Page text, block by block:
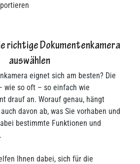
richtige Dokumentenkamera
auswählen
eignet sich am besten? Die
wie so oft – so einfach wie
drauf an. Worauf genau, hängt
davon ab, was Sie vorhaben und
bestimmte Funktionen und
Ihnen dabei, sich für die